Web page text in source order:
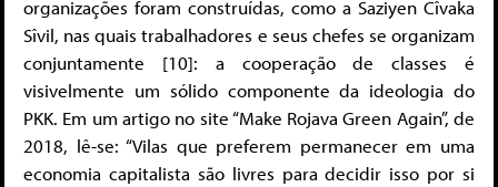
organizações foram construídas, como a Saziyen Cîvaka
Sîvil, nas quais trabalhadores e seus chefes se organizam
conjuntamente [10]: a cooperação de classes é
visivelmente um sólido componente da ideologia do
PKK. Em um artigo no site “Make Rojava Green Again”, de
2018, lê-se: “Vilas que preferem permanecer em uma
economia capitalista são livres para decidir isso por si